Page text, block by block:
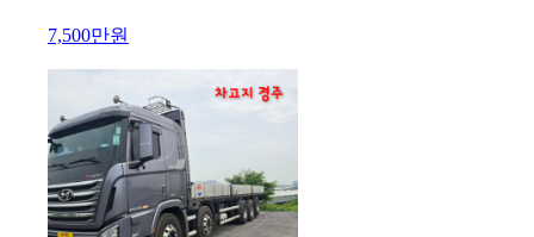
7,500만원